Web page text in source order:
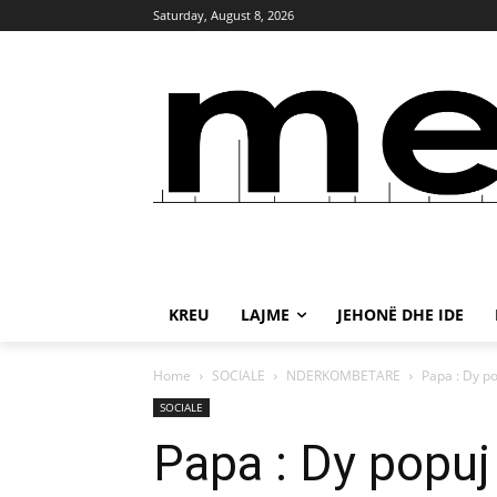
Saturday, August 8, 2026
KREU LAJME JEHONË DHE IDE
Home SOCIALE NDERKOMBETARE Papa : Dy
SOCIALE
Papa : Dy